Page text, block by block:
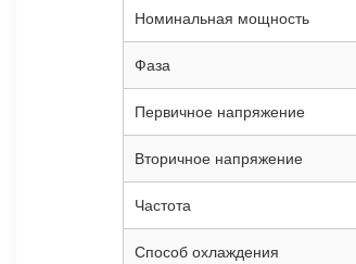
Номинальная мощность
Фаза
Первичное напряжение
Вторичное напряжение
Частота
Способ охлаждения